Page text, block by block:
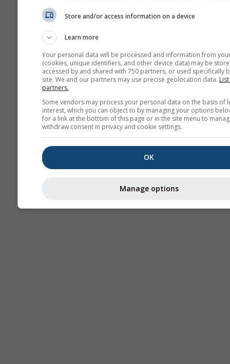
Évösszehasonlítás
Store and/or access information on a device
Learn more
Your personal data will be processed and information from
(cookies, unique identifiers, and other device data) may be
accessed by and shared with 750 partners, or used specifically
site. We and our partners may use precise geolocation data.
partners.
Some vendors may process your personal data on the basis of
interest, which you can object to by managing your options
for a link at the bottom of this page or in the site menu to
withdraw consent in privacy and cookie settings.
OK
Manage options